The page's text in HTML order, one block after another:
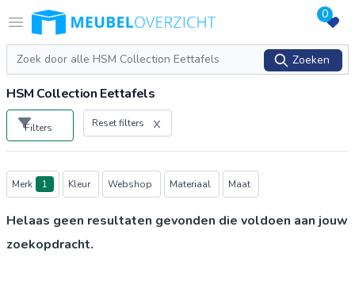
Open menu
Logo Meubeloverzicht.nl 0
Zoeken
Zoeken
HSM Collection Eettafels
Filters Reset filters
Producten
Merk 1 Kleur Webshop Materiaal Maat
Helaas geen resultaten gevonden die voldoen aan jouw
zoekopdracht.